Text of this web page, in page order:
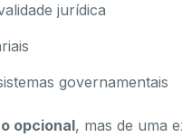
jurídica
governamentais
opcional, mas de uma